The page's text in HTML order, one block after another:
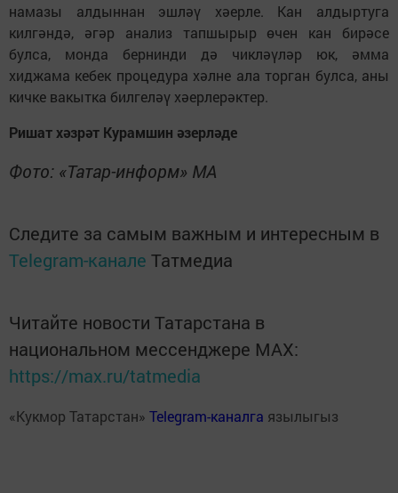
намазы алдыннан эшләү хәерле. Кан алдыртуга
килгәндә, әгәр анализ тапшырыр өчен кан бирәсе
булса, монда бернинди дә чикләүләр юк, әмма
хиджама кебек процедура хәлне ала торган булса, аны
кичке вакытка билгеләү хәерлерәктер.
Ришат хәзрәт Курамшин әзерләде
Фото: «Татар-информ» МА
Следите за самым важным и интересным в
Telegram-канале Татмедиа
Читайте новости Татарстана в
национальном мессенджере MАХ:
https://max.ru/tatmedia
«Кукмор Татарстан» Telegram-каналга язылыгыз